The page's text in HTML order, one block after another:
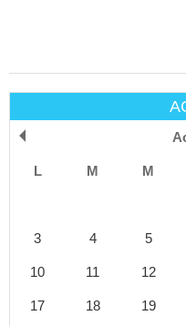
L M M
3 4 5
10 11 12
17 18 19